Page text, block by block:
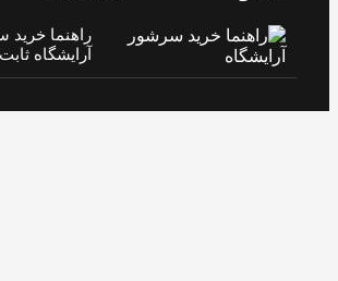
راهنما خرید سرشور
آرایشگاه ثابت